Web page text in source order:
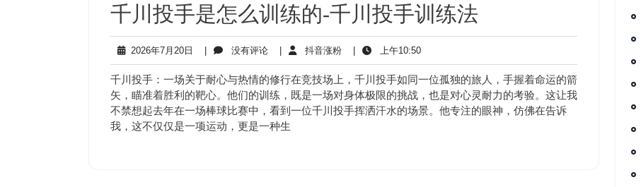
千川投手是怎么训练的-千川投手训练法
2026年7月20日
2026
年
7
月
20
日
没有评论没
有
评
论
抖音涨粉抖
音
涨
粉
上午10:50上
午
10:50
千川投手：一场关于耐心与热情的修行在竞技场上，千川投手如同一位孤独的旅人，手握着命运的箭
矢，瞄准着胜利的靶心。他们的训练，既是一场对身体极限的挑战，也是对心灵耐力的考验。这让我
不禁想起去年在一场棒球比赛中，看到一位千川投手挥洒汗水的场景。他专注的眼神，仿佛在告诉
我，这不仅仅是一项运动，更是一种生